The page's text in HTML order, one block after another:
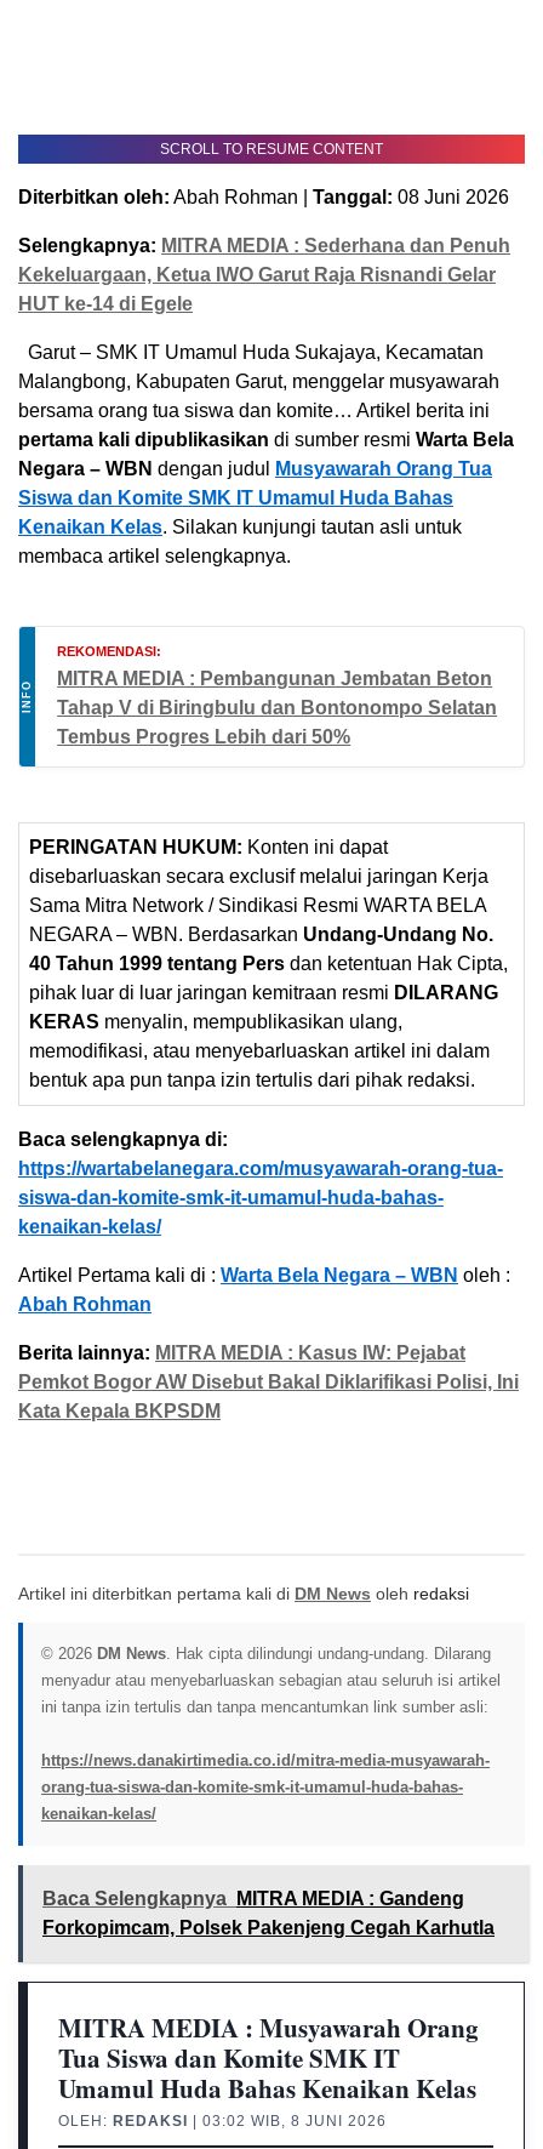
SCROLL TO RESUME CONTENT
Diterbitkan oleh: Abah Rohman | Tanggal: 08 Juni 2026
Selengkapnya: MITRA MEDIA : Sederhana dan Penuh
Kekeluargaan, Ketua IWO Garut Raja Risnandi Gelar
HUT ke-14 di Egele
Garut – SMK IT Umamul Huda Sukajaya, Kecamatan
Malangbong, Kabupaten Garut, menggelar musyawarah
bersama orang tua siswa dan komite… Artikel berita ini
pertama kali dipublikasikan di sumber resmi Warta Bela
Negara – WBN dengan judul
Musyawarah Orang Tua
Siswa dan Komite SMK IT Umamul Huda Bahas
Kenaikan Kelas. Silakan kunjungi tautan asli untuk
membaca artikel selengkapnya.
INFO
REKOMENDASI:
MITRA MEDIA : Pembangunan Jembatan Beton
Tahap V di Biringbulu dan Bontonompo Selatan
Tembus Progres Lebih dari 50%
PERINGATAN HUKUM: Konten ini dapat
disebarluaskan secara exclusif melalui jaringan Kerja
Sama Mitra Network / Sindikasi Resmi WARTA BELA
NEGARA – WBN. Berdasarkan Undang-Undang No.
40 Tahun 1999 tentang Pers dan ketentuan Hak Cipta,
pihak luar di luar jaringan kemitraan resmi DILARANG
KERAS menyalin, mempublikasikan ulang,
memodifikasi, atau menyebarluaskan artikel ini dalam
bentuk apa pun tanpa izin tertulis dari pihak redaksi.
Baca selengkapnya di:
https://wartabelanegara.com/musyawarah-orang-tua-
siswa-dan-komite-smk-it-umamul-huda-bahas-
kenaikan-kelas/
Artikel Pertama kali di : Warta Bela Negara – WBN oleh :
Abah Rohman
Berita lainnya: MITRA MEDIA : Kasus IW: Pejabat
Pemkot Bogor AW Disebut Bakal Diklarifikasi Polisi, Ini
Kata Kepala BKPSDM
Artikel ini diterbitkan pertama kali di DM News oleh redaksi
© 2026 DM News. Hak cipta dilindungi undang-undang. Dilarang
menyadur atau menyebarluaskan sebagian atau seluruh isi artikel
ini tanpa izin tertulis dan tanpa mencantumkan link sumber asli:
https://news.danakirtimedia.co.id/mitra-media-musyawarah-
orang-tua-siswa-dan-komite-smk-it-umamul-huda-bahas-
kenaikan-kelas/
Baca Selengkapnya
MITRA MEDIA : Gandeng
Forkopimcam, Polsek Pakenjeng Cegah Karhutla
MITRA MEDIA : Musyawarah Orang
Tua Siswa dan Komite SMK IT
Umamul Huda Bahas Kenaikan Kelas
OLEH: REDAKSI | 03:02 WIB, 8 JUNI 2026